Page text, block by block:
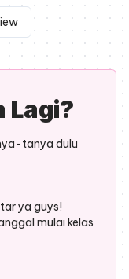
Lagi?
tanya dulu
ya guys!
mulai kelas